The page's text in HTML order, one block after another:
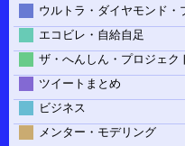
ウルトラ・ダイヤモンド・
エコビレ・自給自足
ザ・へんしん・プロジェク
ツイートまとめ
ビジネス
メンター・モデリング